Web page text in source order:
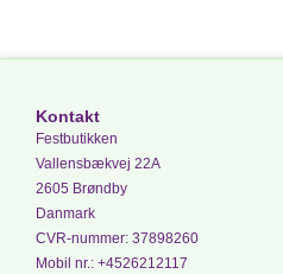
Kontakt
Festbutikken
Vallensbækvej 22A
2605 Brøndby
Danmark
CVR-nummer: 37898260
Mobil nr.: +4526212117